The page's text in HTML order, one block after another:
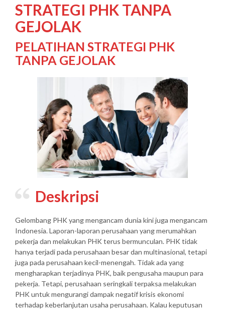
STRATEGI PHK TANPA
GEJOLAK
PELATIHAN STRATEGI PHK
TANPA GEJOLAK
Deskripsi
Gelombang PHK yang mengancam dunia kini juga mengancam
Indonesia. Laporan-laporan perusahaan yang merumahkan
pekerja dan melakukan PHK terus bermunculan. PHK tidak
hanya terjadi pada perusahaan besar dan multinasional, tetapi
juga pada perusahaan kecil-menengah. Tidak ada yang
mengharapkan terjadinya PHK, baik pengusaha maupun para
pekerja. Tetapi, perusahaan seringkali terpaksa melakukan
PHK untuk mengurangi dampak negatif krisis ekonomi
terhadap keberlanjutan usaha perusahaan. Kalau keputusan